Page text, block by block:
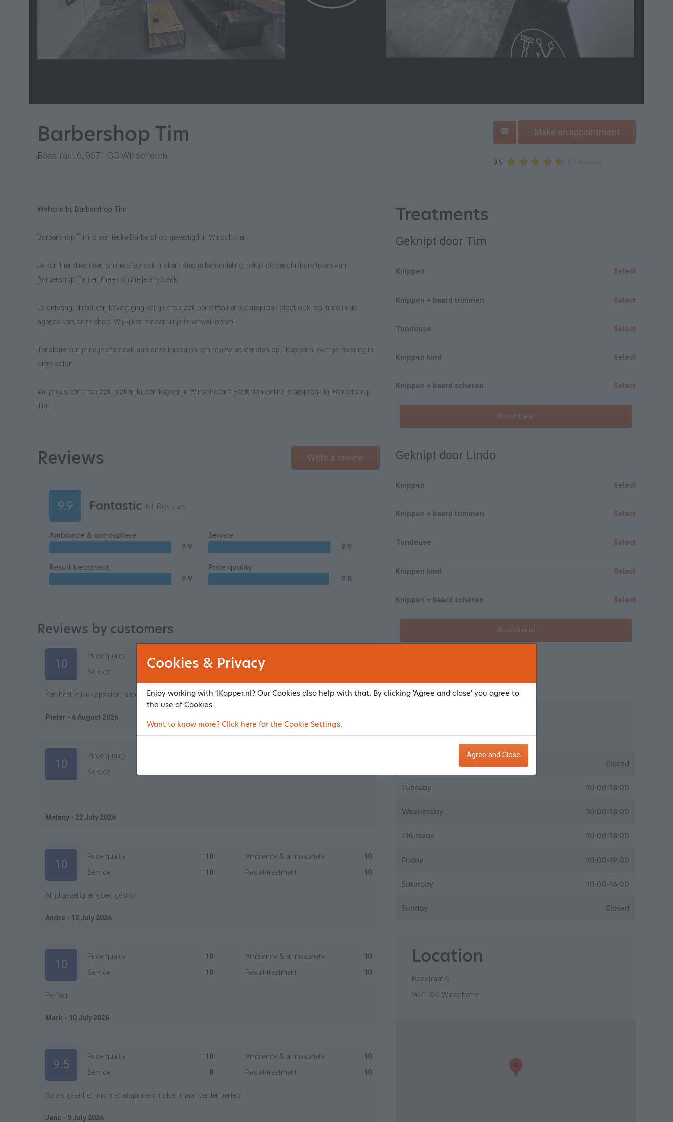
Barbershop Tim
Bosstraat 6, 9671 GG Winschoten
Make an appointment
9.9
Welkom bij Barbershop Tim
Barbershop Tim is een leuke Barbershop gevestigd in Winschoten.
Je kan hier direct een online afspraak maken. Kies je behandeling, bekijk de beschikbare tijden van
Barbershop Tim en maak online je afspraak.
Je ontvangt direct een bevestiging van je afspraak per e-mail en de afspraak staat ook real time in de
agenda van onze shop. Wij kijken ernaar uit je te verwelkomen!
Tenslotte kun je na je afspraak aan onze kapsalon een review achterlaten op 1Kapper.nl over je ervaring in
onze salon.
Wil je dus een afspraak maken bij een kapper in Winschoten? Boek dan online je afspraak bij Barbershop
Tim.
Reviews Write a review
9.9 Fantastic 61 Reviews
Ambiance & atmosphere
9.9
Service
9.9
Result treatment
9.9
Price quality
9.8
Reviews by customers
10
Price quality 10
Service
Result treatment
Een heel leuke kapsalon, aardige jongens. Zeker een aanrader.
Pieter - 6 August 2026
10
Price quality
Service
-
Melany - 22 July 2026
10
Price quality 10 Ambiance & atmosphere
10
Service
10 Result treatment 10
Altijd gezellig en goed geknipt
Andre - 12 July 2026
10
Price quality 10 Ambiance & atmosphere
10
Service
10 Result treatment 10
Perfect
Mark - 10 July 2026
9.5
Price quality 10 Ambiance & atmosphere
10
Service
8 Result treatment 10
Soms gaat het mis met afspraken maken maar verder perfect
Jens - 9 July 2026
Treatments
Geknipt door Tim
Knippen Select
Knippen + baard trimmen Select
Tondeuse Select
Knippen kind Select
Knippen + baard scheren Select
Show/Hide all
Geknipt door Lindo
Knippen Select
Knippen + baard trimmen Select
Tondeuse Select
Knippen kind Select
Knippen + baard scheren Select
Show/Hide all
Closed
Tuesday 10:00-18:00
Wednesday 10:00-18:00
Thursday 10:00-18:00
Friday 10:00-19:00
Saturday 10:00-16:00
Sunday Closed
Location
Bosstraat 6
9671 GG Winschoten
Cookies & Privacy
Enjoy working with 1Kapper.nl? Our Cookies also help with that. By clicking 'Agree and close' you agree to
the use of Cookies.
Want to know more? Click here for the Cookie Settings.
Agree and Close